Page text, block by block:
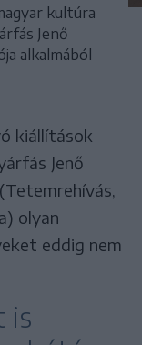
kultúra
Jenő
alkalmából
kiállítások
Jenő
olyan
eddig nem
is